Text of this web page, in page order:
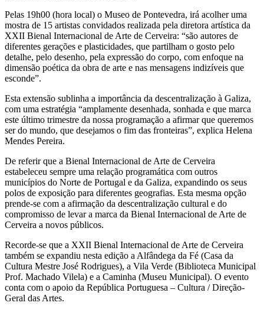
Pelas 19h00 (hora local) o Museo de Pontevedra, irá acolher uma
mostra de 15 artistas convidados realizada pela diretora artística da
XXII Bienal Internacional de Arte de Cerveira: “são autores de
diferentes gerações e plasticidades, que partilham o gosto pelo
detalhe, pelo desenho, pela expressão do corpo, com enfoque na
dimensão poética da obra de arte e nas mensagens indizíveis que
esconde”.
Esta extensão sublinha a importância da descentralização à Galiza,
com uma estratégia “amplamente desenhada, sonhada e que marca
este último trimestre da nossa programação a afirmar que queremos
ser do mundo, que desejamos o fim das fronteiras”, explica Helena
Mendes Pereira.
De referir que a Bienal Internacional de Arte de Cerveira
estabeleceu sempre uma relação programática com outros
municípios do Norte de Portugal e da Galiza, expandindo os seus
polos de exposição para diferentes geografias. Esta mesma opção
prende-se com a afirmação da descentralização cultural e do
compromisso de levar a marca da Bienal Internacional de Arte de
Cerveira a novos públicos.
Recorde-se que a XXII Bienal Internacional de Arte de Cerveira
também se expandiu nesta edição a Alfândega da Fé (Casa da
Cultura Mestre José Rodrigues), a Vila Verde (Biblioteca Municipal
Prof. Machado Vilela) e a Caminha (Museu Municipal). O evento
conta com o apoio da República Portuguesa – Cultura / Direção-
Geral das Artes.